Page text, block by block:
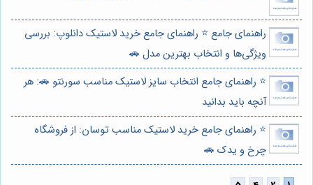
راهنمای جامع ⭐️ راهنمای جامع خرید لاستیک دانلوپ: بررسی
ویژگی‌ها و انتخاب بهترین مدل 🚗
⭐️ راهنمای جامع انتخاب سایز لاستیک مناسب سورنتو 🚗: هر
آنچه باید بدانید
⭐️ راهنمای جامع خرید لاستیک مناسب توسان: از فروشگاه
چرخ و یدک 🚗